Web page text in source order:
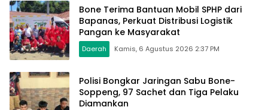
Bone Terima Bantuan Mobil SPHP dari
Bapanas, Perkuat Distribusi Logistik
Pangan ke Masyarakat
Daerah Kamis, 6 Agustus 2026 2:37 PM
Polisi Bongkar Jaringan Sabu Bone-
Soppeng, 97 Sachet dan Tiga Pelaku
Diamankan